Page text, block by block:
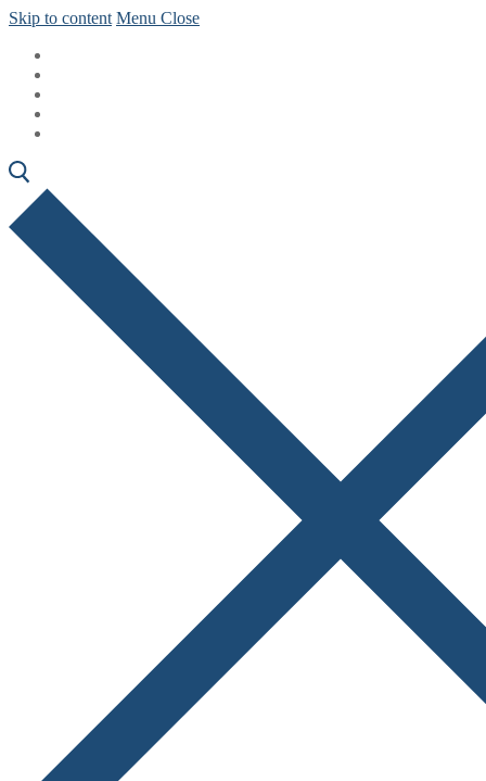
Skip to content Menu Close